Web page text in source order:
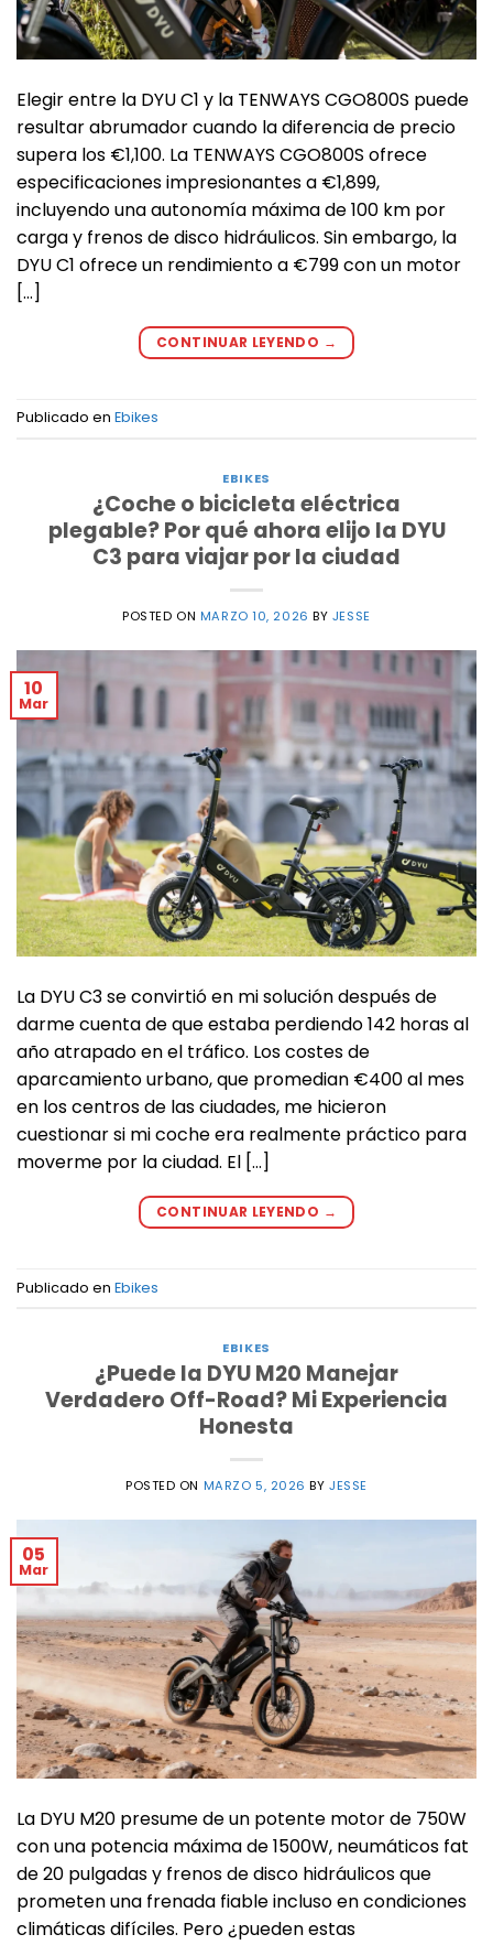
Elegir entre la DYU C1 y la TENWAYS CGO800S puede
resultar abrumador cuando la diferencia de precio
supera los €1,100. La TENWAYS CGO800S ofrece
especificaciones impresionantes a €1,899,
incluyendo una autonomía máxima de 100 km por
carga y frenos de disco hidráulicos. Sin embargo, la
DYU C1 ofrece un rendimiento a €799 con un motor
[…]
CONTINUAR LEYENDO →
Publicado en Ebikes
EBIKES
¿Coche o bicicleta eléctrica
plegable? Por qué ahora elijo la DYU
C3 para viajar por la ciudad
POSTED ON MARZO 10, 2026 BY JESSE
10
Mar
La DYU C3 se convirtió en mi solución después de
darme cuenta de que estaba perdiendo 142 horas al
año atrapado en el tráfico. Los costes de
aparcamiento urbano, que promedian €400 al mes
en los centros de las ciudades, me hicieron
cuestionar si mi coche era realmente práctico para
moverme por la ciudad. El […]
CONTINUAR LEYENDO →
Publicado en Ebikes
EBIKES
¿Puede la DYU M20 Manejar
Verdadero Off-Road? Mi Experiencia
Honesta
POSTED ON MARZO 5, 2026 BYJESSE
05
Mar
La DYU M20 presume de un potente motor de 750W
con una potencia máxima de 1500W, neumáticos fat
de 20 pulgadas y frenos de disco hidráulicos que
prometen una frenada fiable incluso en condiciones
climáticas difíciles. Pero ¿pueden estas